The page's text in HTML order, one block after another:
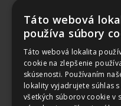
Adresa
Kutlíkova 17
852 50 Bratislava
IČO: 44 102 879
DIČ: 2022615562
Táto webová
používa súbory
Táto webová lokalita
cookie na zlepšenie
skúsenosti. Používaním
lokality vyjadrujete súhlas
všetkých súborov cookie v